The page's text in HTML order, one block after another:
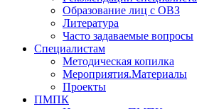
Образование лиц с ОВЗ
Литература
Часто задаваемые вопросы
Специалистам
Методическая копилка
Мероприятия.Материалы
Проекты
ПМПК